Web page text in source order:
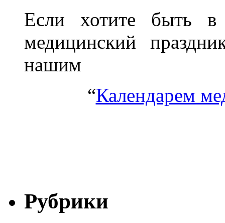
Если хотите быть в
медицинский
нашим
“Календарем
Рубрики